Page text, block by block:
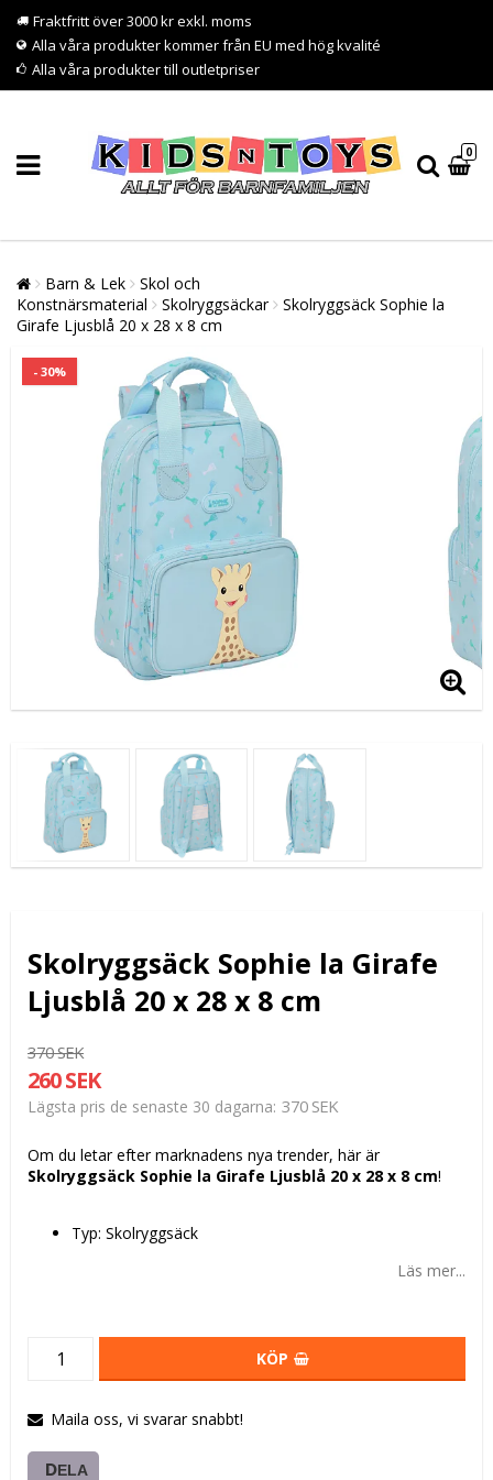
Fraktfritt över 3000 kr exkl. moms
Alla våra produkter kommer från EU med hög kvalité
Alla våra produkter till outletpriser
0
Barn & Lek
Skol och
Konstnärsmaterial
Skolryggsäckar
Skolryggsäck Sophie la
Girafe Ljusblå 20 x 28 x 8 cm
- 30%
Skolryggsäck Sophie la Girafe
Ljusblå 20 x 28 x 8 cm
370 SEK
260 SEK
Lägsta pris de senaste 30 dagarna 370 SEK
Om du letar efter marknadens nya trender, här är
Skolryggsäck Sophie la Girafe Ljusblå 20 x 28 x 8 cm!
Typ: Skolryggsäck
Läs mer...
KÖP
Maila oss, vi svarar snabbt!
DELA